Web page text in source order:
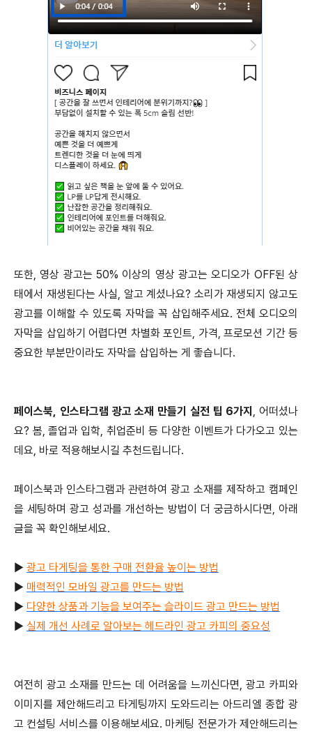
또한, 영상 광고는 50% 이상의 영상 광고는 오디오가 OFF된 상
태에서 재생된다는 사실, 알고 계셨나요? 소리가 재생되지 않고도
광고를 이해할 수 있도록 자막을 꼭 삽입해주세요. 전체 오디오의
자막을 삽입하기 어렵다면 차별화 포인트, 가격, 프로모션 기간 등
중요한 부분만이라도 자막을 삽입하는 게 좋습니다.
페이스북, 인스타그램 광고 소재 만들기 실전 팁 6가지 , 어떠셨나
요? 봄, 졸업과 입학, 취업준비 등 다양한 이벤트가 다가오고 있는
데요, 바로 적용해보시길 추천드립니다.
페이스북과 인스타그램과 관련하여 광고 소재를 제작하고 캠페인
을 세팅하며 광고 성과를 개선하는 방법이 더 궁금하시다면, 아래
글을 꼭 확인해보세요.
▶ 광고 타게팅을 통한 구매 전환율 높이는 방법
▶ 매력적인 모바일 광고를 만드는 방법
▶ 다양한 상품과 기능을 보여주는 슬라이드 광고 만드는 방법
▶ 실제 개선 사례로 알아보는 헤드라인 광고 카피의 중요성
여전히 광고 소재를 만드는 데 어려움을 느끼신다면, 광고 카피와
이미지를 제안해드리고 타게팅까지 도와드리는 아드리엘 종합 광
고 컨설팅 서비스를 이용해보세요. 마케팅 전문가가 제안해드리는